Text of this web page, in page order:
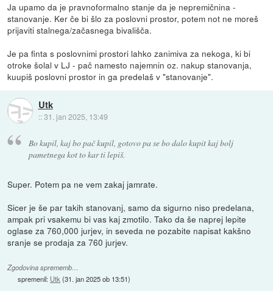
Ja upamo da je pravnoformalno stanje da je nepremičnina -
stanovanje. Ker če bi šlo za poslovni prostor, potem not ne moreš
prijaviti stalnega/začasnega bivališča.
Je pa finta s poslovnimi prostori lahko zanimiva za nekoga, ki bi
otroke šolal v LJ - pač namesto najemnin oz. nakup stanovanja,
kuupiš poslovni prostor in ga predelaš v "stanovanje".
Utk
::31. jan 2025, 13:49
Bo kupil, kaj bo pač kupil, gotovo pa se bo dalo kupit kaj bolj
pametnega kot to kar ti lepiš.
Super. Potem pa ne vem zakaj jamrate.
Sicer je še par takih stanovanj, samo da sigurno niso predelana,
ampak pri vsakemu bi vas kaj zmotilo. Tako da še naprej lepite
oglase za 760,000 jurjev, in seveda ne pozabite napisat kakšno
sranje se prodaja za 760 jurjev.
Zgodovina sprememb…
spremenil: Utk(31. jan 2025 ob 13:51)